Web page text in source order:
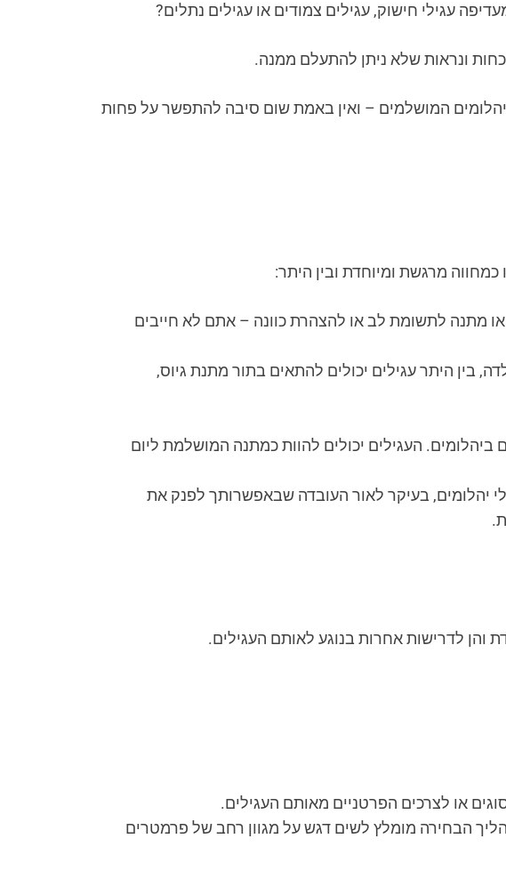
עגילי חישוק, עגילים צמודים או עגילים נתלים?
ונראות שלא ניתן להתעלם ממנה.
המושלמים – ואין באמת שום סיבה להתפשר על פחות
מרגשת ומיוחדת ובין היתר:
או מתנה לתשומת לב או להצהרת כוונה – אתם לא חייבים
בין היתר עגילים יכולים להתאים בתור מתנת גיוס,
העגילים יכולים להוות כמתנה המושלמת ליום
יהלומים, בעיקר לאור העובדה שבאפשרותך לפנק את
והן לדרישות אחרות בנוגע לאותם העגילים.
או לצרכים הפרטניים מאותם העגילים.
הבחירה מומלץ לשים דגש על מגוון רחב של פרמטרים